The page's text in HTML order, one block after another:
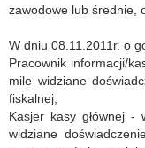
zawodowe lub średnie,
W dniu 08.11.2011r. o
Pracownik informacji/
mile widziane
fiskalnej;
Kasjer kasy głównej -
widziane